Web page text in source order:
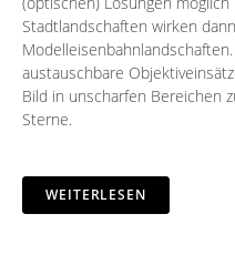
Stadtlandschaften wirken
austauschbare
Bild in unscharfen Bereichen
Sterne.
WEITERLESEN